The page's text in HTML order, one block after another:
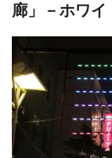
廊」－ホワイ